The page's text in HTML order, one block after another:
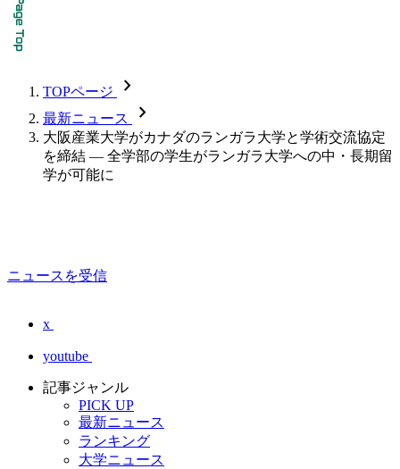
TOPページ chevron_forward
最新ニュース chevron_forward
大阪産業大学がカナダのランガラ大学と学術交流協定
を締結 — 全学部の学生がランガラ大学への中・長期留
学が可能に
ニュースを受信
x
youtube
記事ジャンル
PICK UP
最新ニュース
ランキング
大学ニュース